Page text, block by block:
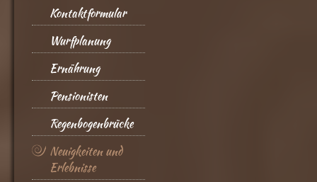
Kontaktformular
Wurfplanung
Ernährung
Pensionisten
Regenbogenbrücke
Neuigkeiten und
Erlebnisse